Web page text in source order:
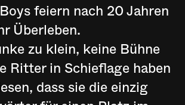
feiern nach 20 Jahren
Überleben.
zu klein, keine Bühne
Ritter in Schieflage haben
dass sie die einzig